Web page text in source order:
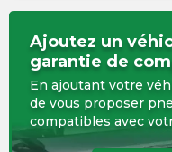
Ajoutez un
garantie de
En ajoutant votre
de vous proposer
compatibles avec